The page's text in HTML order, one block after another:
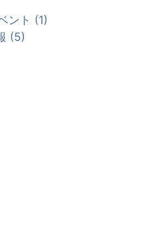
ント (1)
(5)